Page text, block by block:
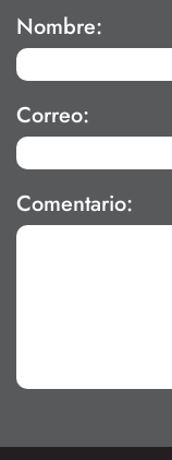
Nombre:
Correo:
Comentario: